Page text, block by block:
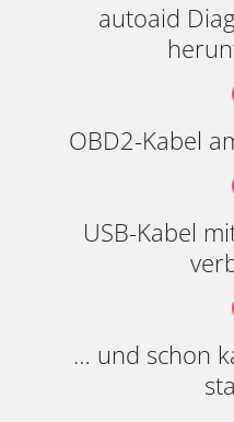
autoaid
OBD2-Kabel
USB-Kabel
… und schon